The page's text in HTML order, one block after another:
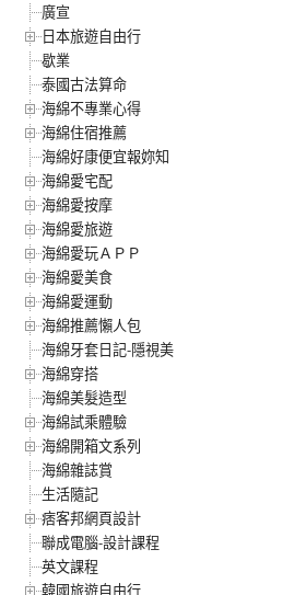
廣宣
日本旅遊自由行
歇業
泰國古法算命
海綿不專業心得
海綿住宿推薦
海綿好康便宜報妳知
海綿愛宅配
海綿愛按摩
海綿愛旅遊
海綿愛玩ＡＰＰ
海綿愛美食
海綿愛運動
海綿推薦懶人包
海綿牙套日記-隱視美
海綿穿搭
海綿美髮造型
海綿試乘體驗
海綿開箱文系列
海綿雜誌賞
生活隨記
痞客邦網頁設計
聯成電腦-設計課程
英文課程
韓國旅遊自由行